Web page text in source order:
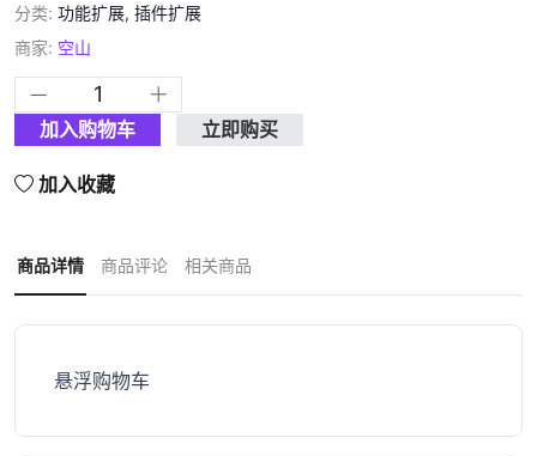
分类: 功能扩展, 插件扩展
商家: 空山
加入购物车 立即购买
加入收藏
商品详情 商品评论 相关商品
悬浮购物车